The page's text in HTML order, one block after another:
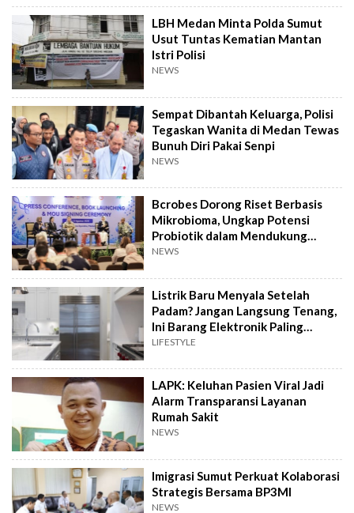
LBH Medan Minta Polda Sumut
Usut Tuntas Kematian Mantan
Istri Polisi
NEWS
Sempat Dibantah Keluarga, Polisi
Tegaskan Wanita di Medan Tewas
Bunuh Diri Pakai Senpi
NEWS
Bcrobes Dorong Riset Berbasis
Mikrobioma, Ungkap Potensi
Probiotik dalam Mendukung
Terapi Jerawat
NEWS
Listrik Baru Menyala Setelah
Padam? Jangan Langsung Tenang,
Ini Barang Elektronik Paling
Rawan Rusak
LIFESTYLE
LAPK: Keluhan Pasien Viral Jadi
Alarm Transparansi Layanan
Rumah Sakit
NEWS
Imigrasi Sumut Perkuat Kolaborasi
Strategis Bersama BP3MI
NEWS